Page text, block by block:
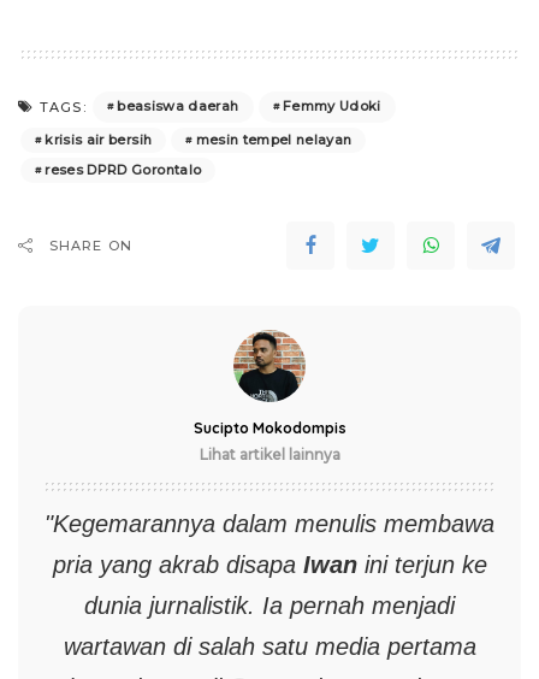
TAGS: beasiswa daerah
Femmy Udoki
krisis air bersih
mesin tempel nelayan
reses DPRD Gorontalo
SHARE ON
Sucipto Mokodompis
Lihat artikel lainnya
"Kegemarannya dalam menulis membawa
pria yang akrab disapa Iwanini terjun ke
dunia jurnalistik. Ia pernah menjadi
wartawan di salah satu media pertama